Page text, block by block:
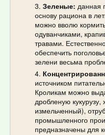
Зеленые: данная
основу рациона в
можно вволю
одуванчиками,
травами.
обеспечить
зелени весьма
источником
Кроликам можно
дробленую
измельченный),
промышленного
предназначены для